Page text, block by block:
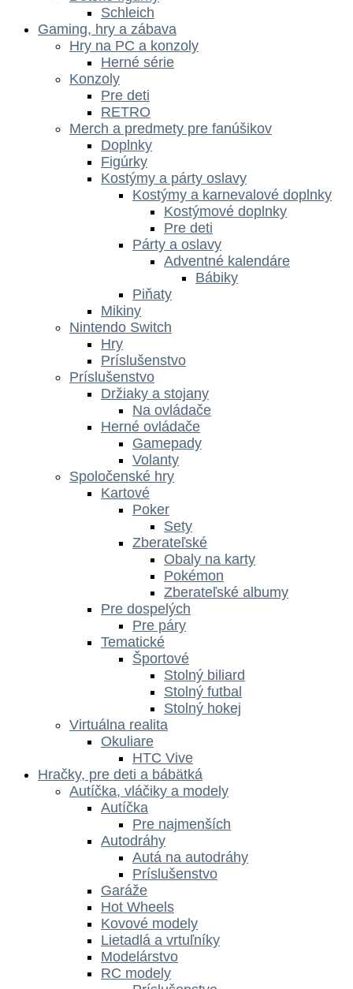
Schleich
Gaming, hry a zábava
Hry na PC a konzoly
Herné série
Konzoly
Pre deti
RETRO
Merch a predmety pre fanúšikov
Doplnky
Figúrky
Kostýmy a párty oslavy
Kostýmy a karnevalové doplnky
Kostýmové doplnky
Pre deti
Párty a oslavy
Adventné kalendáre
Bábiky
Piňaty
Mikiny
Nintendo Switch
Hry
Príslušenstvo
Príslušenstvo
Držiaky a stojany
Na ovládače
Herné ovládače
Gamepady
Volanty
Spoločenské hry
Kartové
Poker
Sety
Zberateľské
Obaly na karty
Pokémon
Zberateľské albumy
Pre dospelých
Pre páry
Tematické
Športové
Stolný biliard
Stolný futbal
Stolný hokej
Virtuálna realita
Okuliare
HTC Vive
Hračky, pre deti a bábätká
Autíčka, vláčiky a modely
Autíčka
Pre najmenších
Autodráhy
Autá na autodráhy
Príslušenstvo
Garáže
Hot Wheels
Kovové modely
Lietadlá a vrtuľníky
Modelárstvo
RC modely